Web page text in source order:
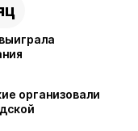
организовали